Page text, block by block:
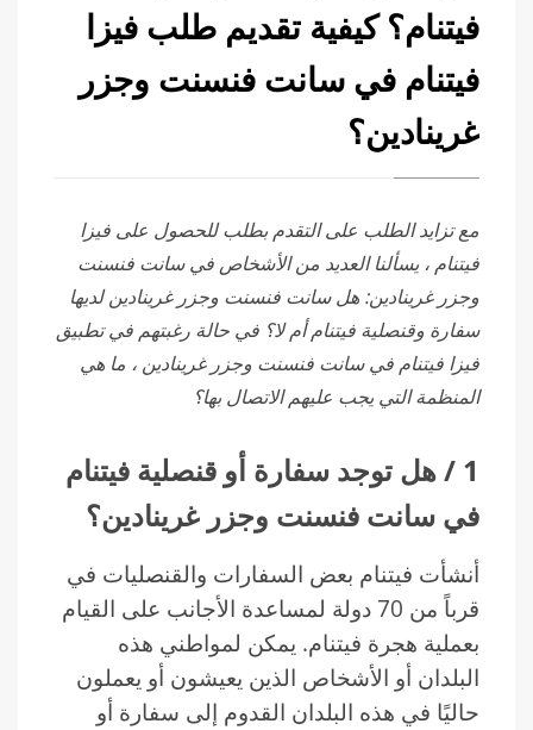
فيتنام؟ كيفية تقديم طلب فيزا
فيتنام في سانت فنسنت وجزر
غرينادين؟
مع تزايد الطلب على التقدم بطلب للحصول على فيزا
فيتنام ، يسألنا العديد من الأشخاص في سانت فنسنت
وجزر غرينادين: هل سانت فنسنت وجزر غرينادين لديها
سفارة وقنصلية فيتنام أم لا؟ في حالة رغبتهم في تطبيق
فيزا فيتنام في سانت فنسنت وجزر غرينادين ، ما هي
المنظمة التي يجب عليهم الاتصال بها؟
1 / هل توجد سفارة أو قنصلية فيتنام
في سانت فنسنت وجزر غرينادين؟
أنشأت فيتنام بعض السفارات والقنصليات في
قرباً من 70 دولة لمساعدة الأجانب على القيام
بعملية هجرة فيتنام. يمكن لمواطني هذه
البلدان أو الأشخاص الذين يعيشون أو يعملون
حاليًا في هذه البلدان القدوم إلى سفارة أو